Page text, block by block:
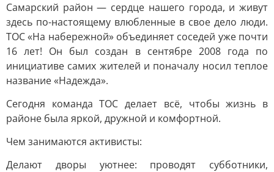
Самарский район — сердце нашего города, и живут
здесь по-настоящему влюбленные в свое дело люди.
ТОС «На набережной» объединяет соседей уже почти
16 лет! Он был создан в сентябре 2008 года по
инициативе самих жителей и поначалу носил теплое
название «Надежда».
Сегодня команда ТОС делает всё, чтобы жизнь в
районе была яркой, дружной и комфортной.
Чем занимаются активисты:
Делают дворы уютнее: проводят субботники,